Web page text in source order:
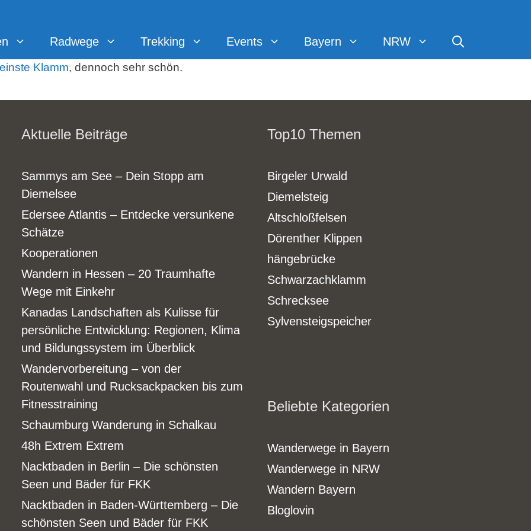
Radwege Trekking Events Bayern NRW
Klamm, dennoch sehr schön.
Aktuelle Beiträge
Sammys am See – Dein Stopp am
Diemelsee
Edersee Atlantis – Entdecke versunkene
Schätze
Kooperationen
Wandern in Hessen – 20 Traumhafte
Wege mit Einkehr
Kanadas Landschaften als Kulisse für
persönliche Entwicklung: Regionen, Klima
und Bildungssystem im Überblick
Wandervorbereitung – von der
Routenwahl und Rucksackpacken bis zum
Fitnesstraining
Schaumburg Wanderung in Schalkau
48h Extrem Extrem
Nacktbaden in Berlin – Die schönsten
Seen und Bäder für FKK
Nacktbaden in Baden-Württemberg – Die
schönsten Seen und Bäder für FKK
Top10 Themen
Birgeler Urwald
Diemelsteig
Altschloßfelsen
Dörenther Klippen
hängebrücke
Schwarzachklamm
Schrecksee
Sylvensteigspeicher
Beliebte Kategorien
Wanderwege in Bayern
Wanderwege in NRW
Wandern Bayern
Bloglovin